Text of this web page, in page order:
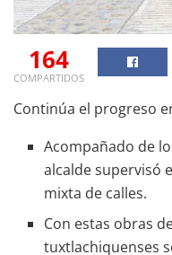
164
COMPARTIDOS
Continúa el progreso
Acompañado de
alcalde supervisó
mixta de calles.
Con estas obras
tuxtlachiquenses